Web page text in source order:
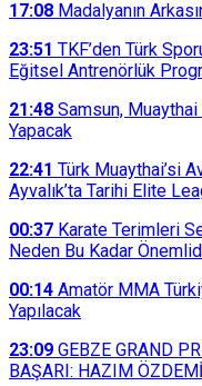
17:08 Madalyanın
23:51 TKF’den Türk
Eğitsel Antrenörlük
21:48 Samsun,
Yapacak
22:41 Türk Muaythai’si
Ayvalık’ta Tarihi Elite
00:37 Karate Terimleri
Neden Bu Kadar
00:14 Amatör MMA
Yapılacak
23:09 GEBZE GRAND
BAŞARI: HAZIM